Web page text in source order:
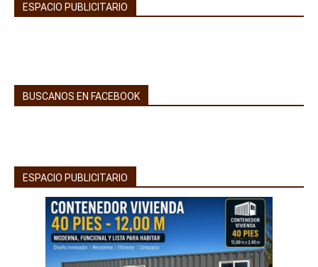
ESPACIO PUBLICITARIO
BUSCANOS EN FACEBOOK
ESPACIO PUBLICITARIO